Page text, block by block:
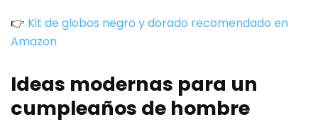
👉 Kit de globos negro y dorado recomendado en
Amazon
Ideas modernas para un
cumpleaños de hombre